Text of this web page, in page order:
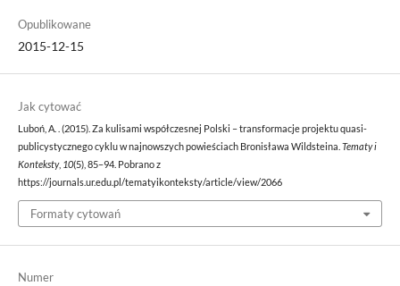
Opublikowane
2015-12-15
Jak cytować
Luboń, A. . (2015). Za kulisami współczesnej Polski – transformacje projektu quasi-
publicystycznego cyklu w najnowszych powieściach Bronisława Wildsteina. Tematy i
Konteksty, 10(5), 85–94. Pobrano z
https://journals.ur.edu.pl/tematyikonteksty/article/view/2066
Formaty cytowań
Numer